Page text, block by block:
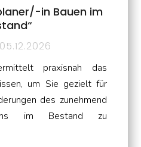
in Bauen im
praxisnah das
um Sie gezielt für
des zunehmend
im Bestand zu